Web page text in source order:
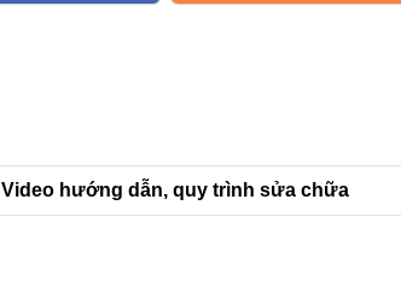
Video hướng dẫn, quy trình sửa chữa